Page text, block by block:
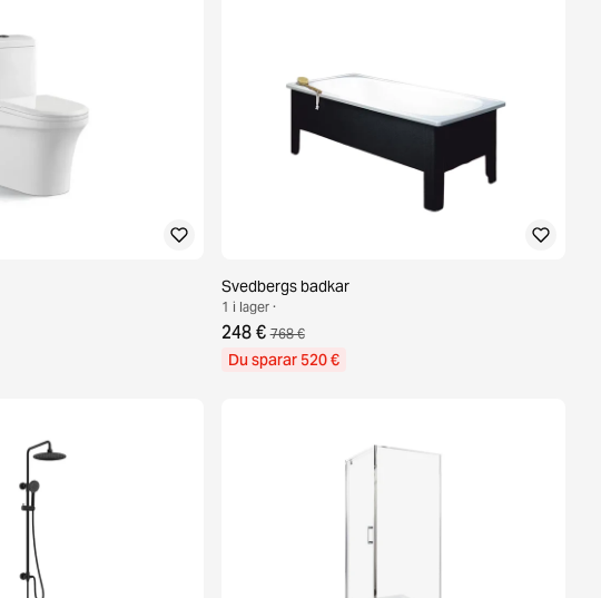
Svedbergs badkar
1 i lager ·
248 € 768 €
Du sparar 520 €